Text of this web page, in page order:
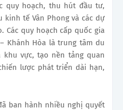
quy hoạch, thu hút đầu tư,
tế Vân Phong và các dự
Các quy hoạch cấp quốc gia
Khánh Hòa là trung tâm du
khu vực, tạo nền tảng quan
lược phát triển dài hạn,
ban hành nhiều nghị quyết